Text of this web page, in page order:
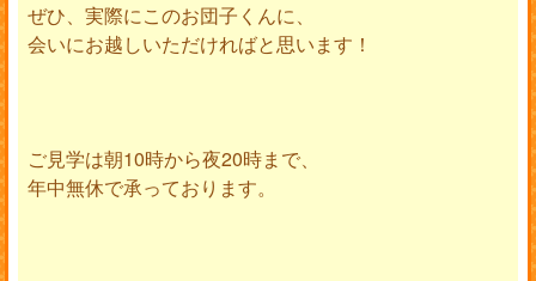
ぜひ、実際にこのお団子くんに、
会いにお越しいただければと思います！
ご見学は朝10時から夜20時まで、
年中無休で承っております。